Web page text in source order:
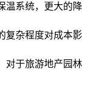
温系统，更大的降
复杂程度对成本影
对于旅游地产园林